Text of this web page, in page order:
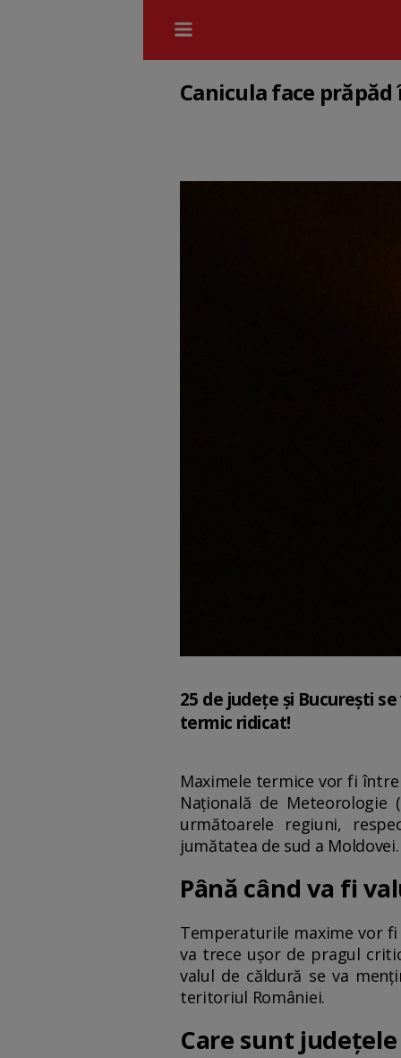
Canicula face
25 de judeţe și București
termic ridicat!
Maximele termice vor fi
Naţională de
următoarele regiuni,
jumătatea de sud a
Până când va fi
Temperaturile maxime vor fi
va trece uşor de pragul
valul de căldură se va
teritoriul României.
Care sunt